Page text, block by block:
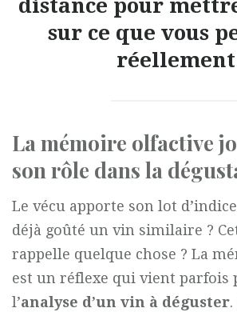
distance pour
sur ce que vous
La mémoire olfactive
son rôle dans la
Le vécu apporte son lot
déjà goûté un vin similaire ?
rappelle quelque chose ? La
est un réflexe qui vient parfois
l’analyse d’un vin à déguster